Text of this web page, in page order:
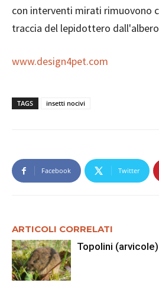
con interventi mirati rimuovono
traccia del lepidottero
www.design4pet.com
TAGS insetti nocivi
Facebook Twitter
ARTICOLI CORRELATI
Topolini